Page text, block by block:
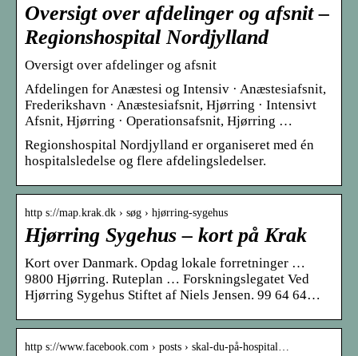
Oversigt over afdelinger og afsnit –
Regionshospital Nordjylland
Oversigt over afdelinger og afsnit
Afdelingen for Anæstesi og Intensiv · Anæstesiafsnit,
Frederikshavn · Anæstesiafsnit, Hjørring · Intensivt
Afsnit, Hjørring · Operationsafsnit, Hjørring …
Regionshospital Nordjylland er organiseret med én
hospitalsledelse og flere afdelingsledelser.
http s://map.krak.dk › søg › hjørring-sygehus
Hjørring Sygehus – kort på Krak
Kort over Danmark. Opdag lokale forretninger …
9800 Hjørring. Ruteplan … Forskningslegatet Ved
Hjørring Sygehus Stiftet af Niels Jensen. 99 64 64…
http s://www.facebook.com › posts › skal-du-på-hospital…